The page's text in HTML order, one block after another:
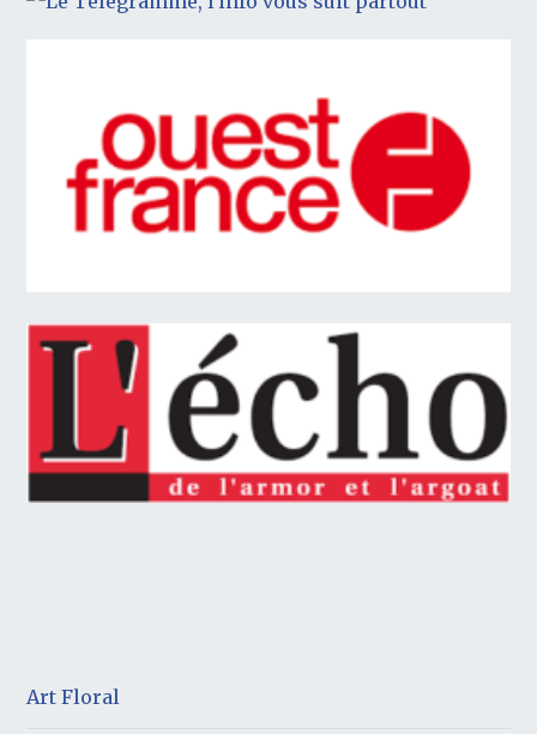
Art Floral